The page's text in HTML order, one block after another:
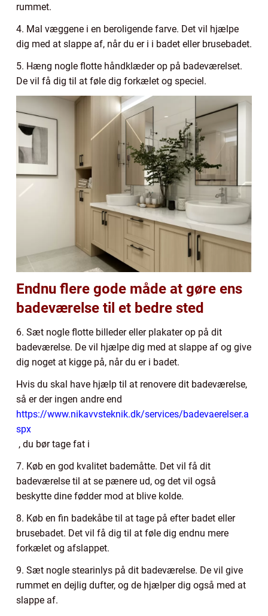
rummet.
4. Mal væggene i en beroligende farve. Det vil hjælpe
dig med at slappe af, når du er i i badet eller brusebadet.
5. Hæng nogle flotte håndklæder op på badeværelset.
De vil få dig til at føle dig forkælet og speciel.
Endnu flere gode måde at gøre ens
badeværelse til et bedre sted
6. Sæt nogle flotte billeder eller plakater op på dit
badeværelse. De vil hjælpe dig med at slappe af og give
dig noget at kigge på, når du er i badet.
Hvis du skal have hjælp til at renovere dit badeværelse,
så er der ingen andre end
https://www.nikavvsteknik.dk/services/badevaerelser.a
spx
, du bør tage fat i
7. Køb en god kvalitet bademåtte. Det vil få dit
badeværelse til at se pænere ud, og det vil også
beskytte dine fødder mod at blive kolde.
8. Køb en fin badekåbe til at tage på efter badet eller
brusebadet. Det vil få dig til at føle dig endnu mere
forkælet og afslappet.
9. Sæt nogle stearinlys på dit badeværelse. De vil give
rummet en dejlig dufter, og de hjælper dig også med at
slappe af.